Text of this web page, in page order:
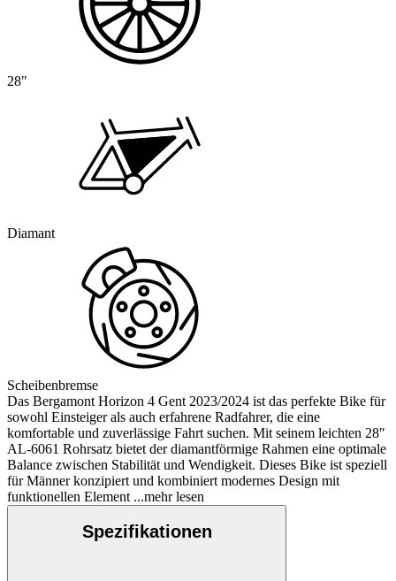
28"
Diamant
Scheibenbremse
Das Bergamont Horizon 4 Gent 2023/2024 ist das perfekte Bike für
sowohl Einsteiger als auch erfahrene Radfahrer, die eine
komfortable und zuverlässige Fahrt suchen. Mit seinem leichten 28″
AL-6061 Rohrsatz bietet der diamantförmige Rahmen eine optimale
Balance zwischen Stabilität und Wendigkeit. Dieses Bike ist speziell
für Männer konzipiert und kombiniert modernes Design mit
funktionellen Element ...mehr lesen
Spezifikationen